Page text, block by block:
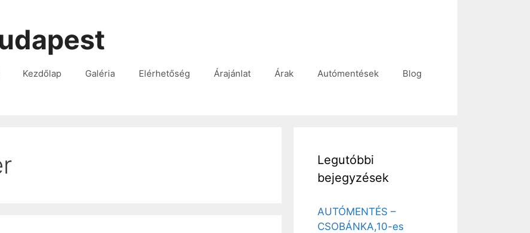
Kezdőlap Galéria Elérhetőség Árajánlat Árak Autómentések Blog
Legutóbbi
bejegyzések
AUTÓMENTÉS –
CSOBÁNKA,10-es